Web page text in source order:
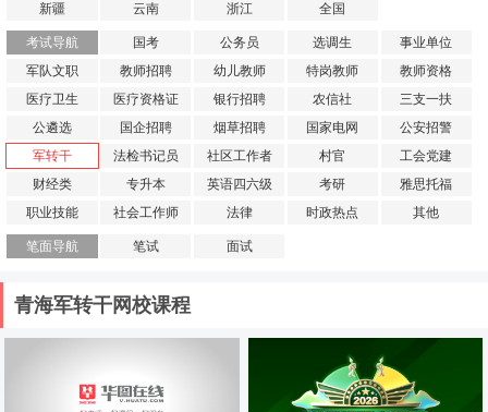
新疆
云南 浙江 全国
考试导航 国考 公务员 选调生
事业单位
军队文职
教师招聘 幼儿教师 特岗教师
教师资格
医疗卫生
医疗资格证 银行招聘 农信社
三支一扶
公遴选
国企招聘 烟草招聘 国家电网
公安招警
军转干
法检书记员 社区工作者 村官
工会党建
财经类
专升本 英语四六级 考研
雅思托福
职业技能
社会工作师 法律 时政热点 其他
笔面导航 笔试 面试
青海军转干网校课程